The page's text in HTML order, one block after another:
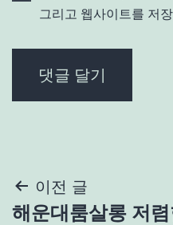
그리고 웹사이트를 저
글이전 글
해운대룸살롱 저